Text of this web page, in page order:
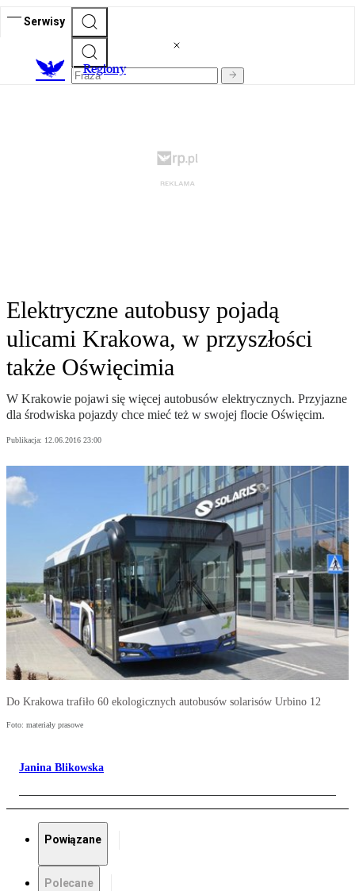
Serwisy
Regiony
Elektryczne autobusy pojadą
ulicami Krakowa, w przyszłości
także Oświęcimia
W Krakowie pojawi się więcej autobusów elektrycznych. Przyjazne
dla środwiska pojazdy chce mieć też w swojej flocie Oświęcim.
Publikacja: 12.06.2016 23:00
Do Krakowa trafiło 60 ekologicznych autobusów solarisów Urbino 12
Foto: materiały prasowe
Janina Blikowska
Powiązane
Polecane